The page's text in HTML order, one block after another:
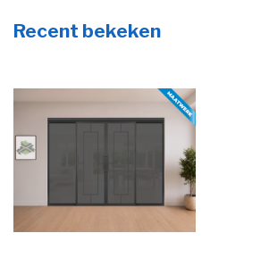
Recent bekeken